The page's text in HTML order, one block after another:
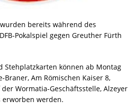
bereits während des
Pokalspiel gegen Greuther Fürth
Stehplatzkarten können ab Montag
Braner, Am Römischen Kaiser 8,
Wormatia-Geschäftsstelle, Alzeyer
erworben werden.